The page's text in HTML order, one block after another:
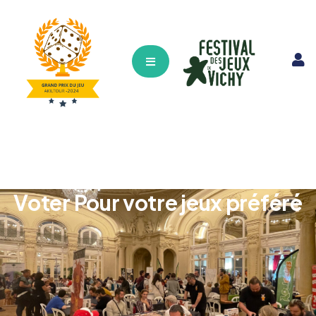
Hamburger Toggle Menu
Voter Pour votre jeux préféré